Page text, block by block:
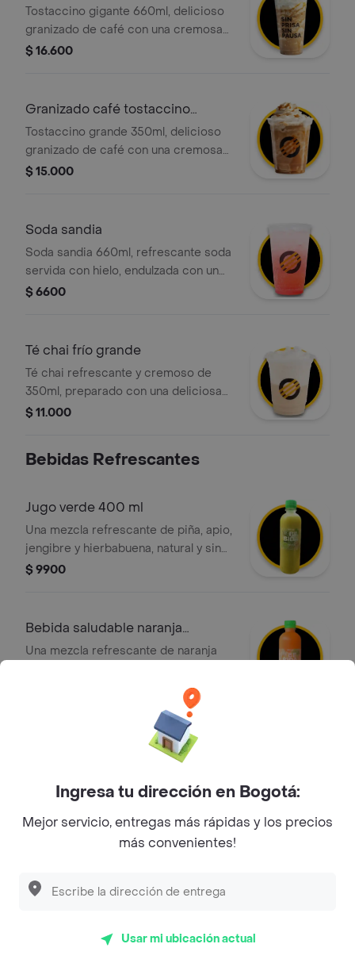
gigante full
Tostaccino gigante 660ml, delicioso
granizado de café con una cremosa
mezcla de café 100 porciento
$ 16.600
Granizado café tostaccino
grande full
Tostaccino grande 350ml, delicioso
granizado de café con una cremosa
mezcla de café 100 porciento
$ 15.000
Soda sandia
Soda sandia 660ml, refrescante soda
servida con hielo, endulzada con un
delicioso jarabe de sandía.
$ 6600
Té chai frío grande
Té chai refrescante y cremoso de
350ml, preparado con una deliciosa
mezcla de té negro, canela, clavos,
$ 11.000
Bebidas Refrescantes
Jugo verde 400 ml
Una mezcla refrescante de piña, apio,
jengibre y hierbabuena, natural y sin
azúcar añadida, ideal para acompañar
$ 9900
Bebida saludable naranja
zanahoria
Una mezcla refrescante de naranja
añadida, ideal para acompañar tus
comidas o como snack saludable.
Agua mineral de 600ml, sin gas
$ 4600
Agua con gas de 600ml.
Ingresa tu dirección en Bogotá:
Mejor servicio, entregas más rápidas y los precios
más convenientes!
Usar mi ubicación actual